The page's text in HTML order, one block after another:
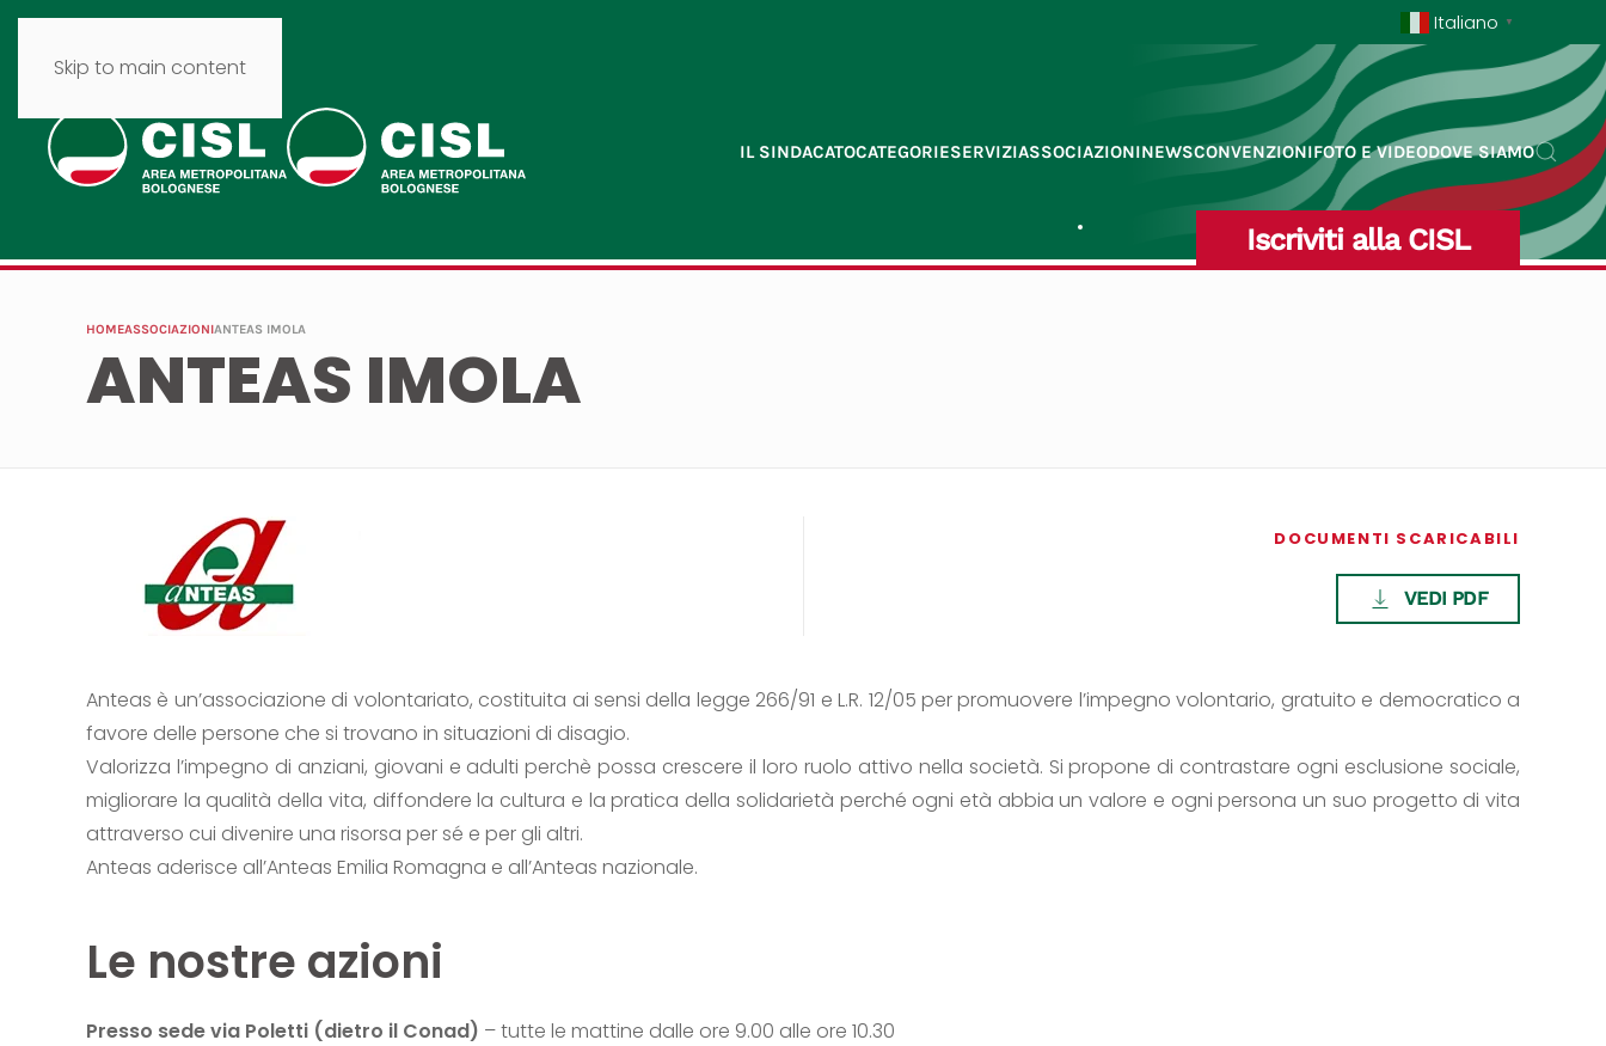
Skip to main content
Italiano ▼
IL SINDACATOCATEGORIESERVIZIASSOCIAZIONINEWSCONVENZIONIFOTO E VIDEODOVE SIAMO
Iscriviti alla CISL
HOMEASSOCIAZIONIANTEAS IMOLA
ANTEAS IMOLA
DOCUMENTI SCARICABILI
VEDI PDF
Anteas è un’associazione di volontariato, costituita ai sensi della legge 266/91 e L.R. 12/05 per promuovere l’impegno volontario, gratuito e democratico a
favore delle persone che si trovano in situazioni di disagio.
Valorizza l’impegno di anziani, giovani e adulti perchè possa crescere il loro ruolo attivo nella società. Si propone di contrastare ogni esclusione sociale,
migliorare la qualità della vita, diffondere la cultura e la pratica della solidarietà perché ogni età abbia un valore e ogni persona un suo progetto di vita
attraverso cui divenire una risorsa per sé e per gli altri.
Anteas aderisce all’Anteas Emilia Romagna e all’Anteas nazionale.
Le nostre azioni
Presso sede via Poletti (dietro il Conad) – tutte le mattine dalle ore 9.00 alle ore 10.30